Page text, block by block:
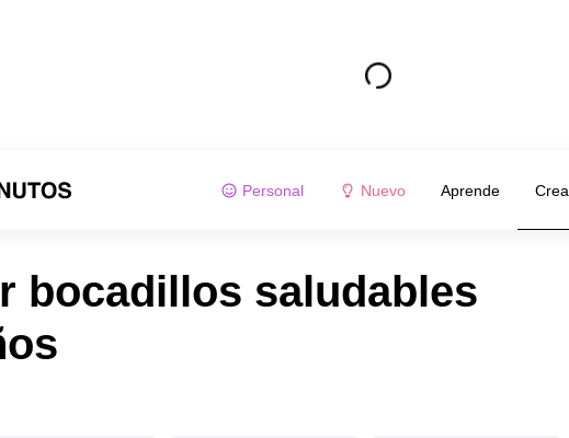
Personal Nuevo Aprende Crea
bocadillos saludables